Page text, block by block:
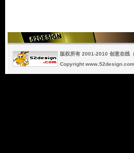
版权所有 2001-2010 创意在
Copyright